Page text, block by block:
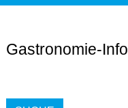
Gastronomie-Info